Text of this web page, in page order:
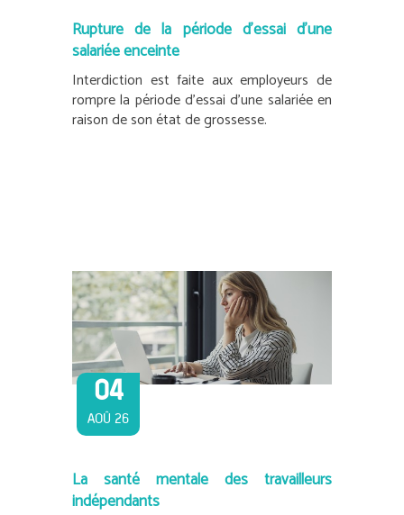
Rupture de la période d’essai d’une
salariée enceinte
Interdiction est faite aux employeurs de
rompre la période d’essai d’une salariée en
raison de son état de grossesse.
04
AOÛ 26
La santé mentale des travailleurs
indépendants